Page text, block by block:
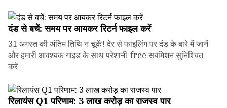
दंड से बचें: समय पर आयकर रिटर्न फाइल करें
31 अगस्त की अंतिम तिथि न चूकें! देर से फाइलिंग पर दंड के बारे में जानें
और हमारी आवश्यक गाइड के साथ परेशानी-free सबमिशन सुनिश्चित
करें।
रिलायंस Q1 परिणाम: ₹3 लाख करोड़ का राजस्व पार